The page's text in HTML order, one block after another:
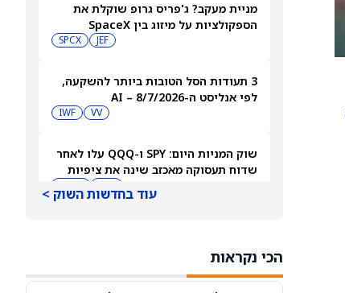
מניית מעקב? ג'פריס גרופ שוקלת את
הספקולציות על מיזוג בין SpaceX
JEF
SPCX
3 תעודות הסל הטובות ביותר להשקעה,
לפי אנליסט ה-AI – 8/7/2026
VV
IWF
שוק המניות היום: SPY ו-QQQ עלו לאחר
שדוח תעסוקה מאכזב שינה את ציפיות
עוד בחדשות השוק >
הכי נקראות